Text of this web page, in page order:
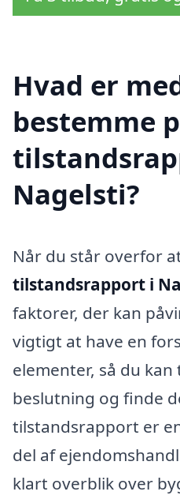
Hvad er
bestemme
Nagelsti?
Når du står overfor
tilstandsrapport i
faktorer, der kan
vigtigt at have en
elementer, så du
beslutning og finde
tilstandsrapport er
del af
klart overblik over